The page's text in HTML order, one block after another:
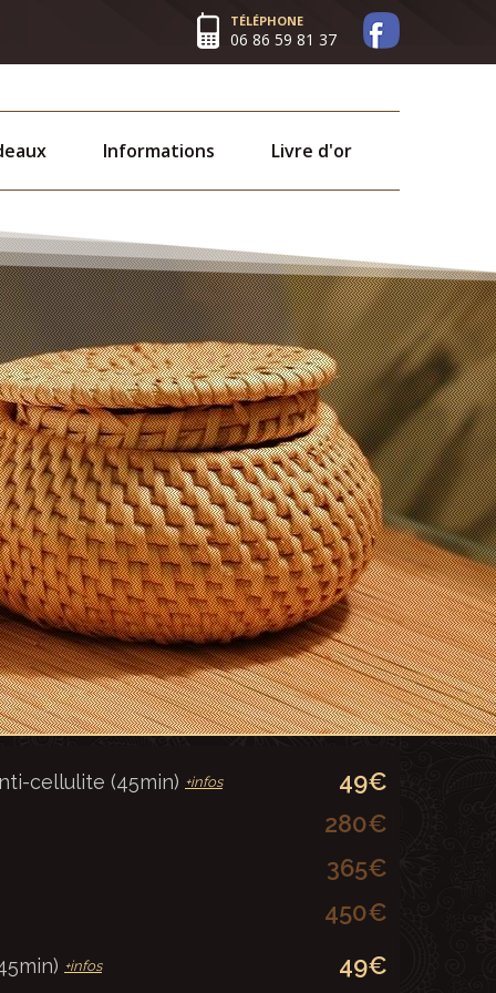
TÉLÉPHONE
06 86 59 81 37
Informations Livre d'or
cellulite (45min) +infos
49€
280€
365€
450€
+infos
49€